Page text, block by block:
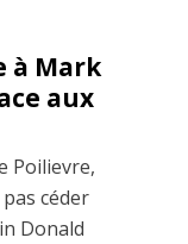
à Mark
aux
Poilievre,
céder
Donald